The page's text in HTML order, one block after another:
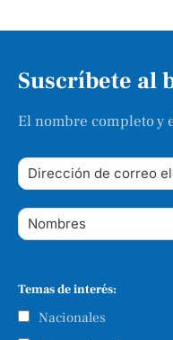
Suscríbete al
El nombre completo y
Temas de interés:
Nacionales